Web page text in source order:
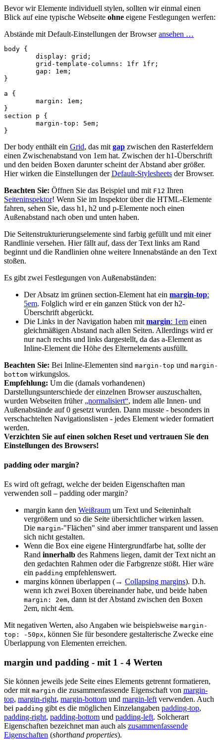
Bevor wir Elemente individuell stylen, sollten wir einmal einen
Blick auf eine typische Webseite ohne eigene Festlegungen werfen:
Abstände mit Default-Einstellungen der Browseransehen …
body {
display : grid ;
grid -template - columns : 1 fr 1 fr ;
gap : 1em ;
}
a
{
margin : 1em ;
}
section
p
{
margin-top : 5em ;
}
Der body enthält ein Grid, das mit gap zwischen den Rasterfeldern
einen Zwischenabstand von 1em hat. Zwischen der h1-Überschrift
und den beiden Boxen darunter scheint der Abstand aber größer.
Hier wirken die Einstellungen derDefault-Stylesheets der Browser.
Beachten Sie: Öffnen Sie das Beispiel und mit F12 Ihren
Seiteninspektor! Wenn Sie im Inspektor über die HTML-Elemente
fahren, sehen Sie, dass h1, h2 und p-Elemente noch einen
Außenabstand nach oben und unten haben.
Die Seitenstrukturierungselemente sind farbig gefüllt und mit einer
Randlinie versehen. Hier fällt auf, dass der Text links am Rand
beginnt und die Randlinien ohne weitere Innenabstände an den Text
stoßen.
Es gibt zwei Festlegungen von Außenabständen:
Der Absatz im grünen section-Element hat ein margin-top:
5em. Folglich wird er ein ganzen Stück von der h2-
Überschrift abgerückt.
Die Links in der Navigation haben mit margin: 1em einen
gleichmäßigen Abstand nach allen Seiten. Allerdings wird er
nur nach rechts und links dargestellt, da das a-Element as
Inline-Element die Höhe des Elternelements ausfüllt.
Beachten Sie: Bei Inline-Elementen sind margin-top und margin-
bottom wirkungslos.
Empfehlung: Um die (damals vorhandenen)
Darstellungsunterschiede der einzelnen Browser auszuschalten,
wurden Webseiten früher „normalisiert“, indem alle Innen- und
Außenabstände auf 0 gesetzt wurden. Dann musste - besonders in
verschachtelten Navigationslisten - jedes Element wieder formatiert
werden.
Verzichten Sie auf einen solchen Reset und vertrauen Sie den
Einstellungen des Browsers!
padding oder margin?
Es wird oft gefragt, welche der beiden Eigenschaften man
verwenden soll – padding oder margin?
margin kann den Weißraum um Text und Seiteninhalt
vergrößern und so die Seite übersichtlicher wirken lassen.
Die margin-"Flächen" sind aber immer transparent und lassen
sich nicht gestalten.
Wenn die Box eine eigene Hintergrundfarbe hat, sollte der
Rand innerhalb des Rahmens liegen, damit der Text nicht an
den gedachten Rahmen oder die Farbgrenze stößt. Hier wäre
ein padding empfehlenswert.
margins können überlappen (→ Collapsing margins). D.h.
wenn ich zwei Boxen übereinander habe, und beide haben
margin: 2em, dann ist der Abstand zwischen den Boxen
2em, nicht 4em.
Mit negativen Werten, also Angaben wie beispielsweise margin-
top: -50px, können Sie für besondere gestalterische Zwecke eine
Überlappung von Elementen erreichen.
margin und padding - mit 1 - 4 Werten
Sie können jeweils jede Seite eines Elements getrennt formatieren,
oder mit margin die zusammenfassende Eigenschaft von margin-
top, margin-right, margin-bottom und margin-leftverwenden. Auch
bei padding gibt es die möglichen Einzelangaben padding-top,
padding-right, padding-bottom und padding-left. Solcherart
Eigenschaften bezeichnet man auch als zusammenfassende
Eigenschaften (shorthand properties).